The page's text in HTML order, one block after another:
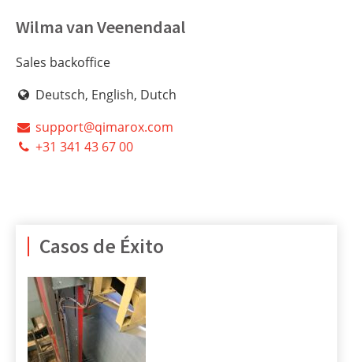
Wilma van Veenendaal
Sales backoffice
Deutsch, English, Dutch
support@qimarox.com
+31 341 43 67 00
Casos de Éxito